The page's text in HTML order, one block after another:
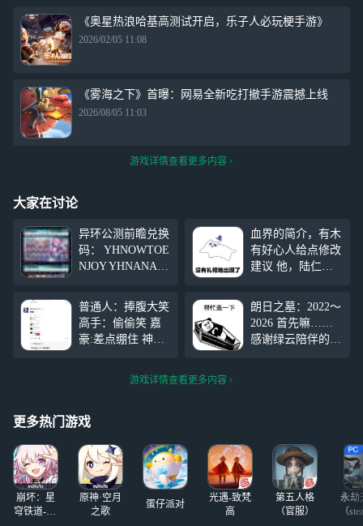
《奥星热浪哈基高测试开启，乐子人必玩梗手游》
2026/02/05 11:08
《雾海之下》首曝：网易全新吃打撤手游震撼上线
2026/08/05 11:03
游戏详情查看更多内容
大家在讨论
异环公测前瞻兑换
码： YHNOWTOE
NJOY YHNANAL
兑换码结束时间为
2026年5月7日23：
59 异环预下载时
间为2026年4月21
血界的简介，有木
有好心人给点修改
建议 他，陆仁
在感的小人物，在
一个不怎么重要的
夜晚，死了。
灵魂被黑白无常
普通人：捧腹大笑
高手：偷偷笑 嘉
豪:差点绷住 神：
我：轻快绷住，松
住，安逸绷住，自
住，悠然绷住，闲
适绷住，惬意绷
住，舒畅绷住，畅
快绷住，舒坦绷
朗日之墓：2022～
2026 首先嘛……
感谢绿云陪伴的这
们这些年的陪伴，
游戏详情查看更多内容
更多热门游戏
崩坏：星
穹铁道-4.4
原神·空月
之歌
蛋仔派对
光遇-致梵
高
第五人格
（官服）
永劫
（